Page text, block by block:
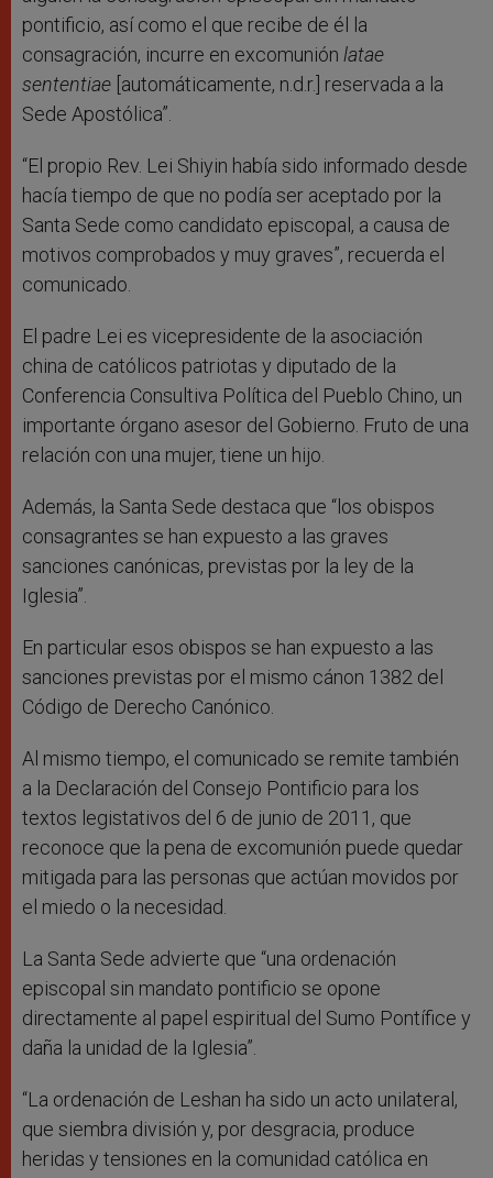
pontificio, así como el que recibe de él la
consagración, incurre en excomunión latae
sententiae [automáticamente, n.d.r.] reservada a la
Sede Apostólica”.
“El propio Rev. Lei Shiyin había sido informado desde
hacía tiempo de que no podía ser aceptado por la
Santa Sede como candidato episcopal, a causa de
motivos comprobados y muy graves”, recuerda el
comunicado.
El padre Lei es vicepresidente de la asociación
china de católicos patriotas y diputado de la
Conferencia Consultiva Política del Pueblo Chino, un
importante órgano asesor del Gobierno. Fruto de una
relación con una mujer, tiene un hijo.
Además, la Santa Sede destaca que “los obispos
consagrantes se han expuesto a las graves
sanciones canónicas, previstas por la ley de la
Iglesia”.
En particular esos obispos se han expuesto a las
sanciones previstas por el mismo cánon 1382 del
Código de Derecho Canónico.
Al mismo tiempo, el comunicado se remite también
a la Declaración del Consejo Pontificio para los
textos legistativos del 6 de junio de 2011, que
reconoce que la pena de excomunión puede quedar
mitigada para las personas que actúan movidos por
el miedo o la necesidad.
La Santa Sede advierte que “una ordenación
episcopal sin mandato pontificio se opone
directamente al papel espiritual del Sumo Pontífice y
daña la unidad de la Iglesia”.
“La ordenación de Leshan ha sido un acto unilateral,
que siembra división y, por desgracia, produce
heridas y tensiones en la comunidad católica en